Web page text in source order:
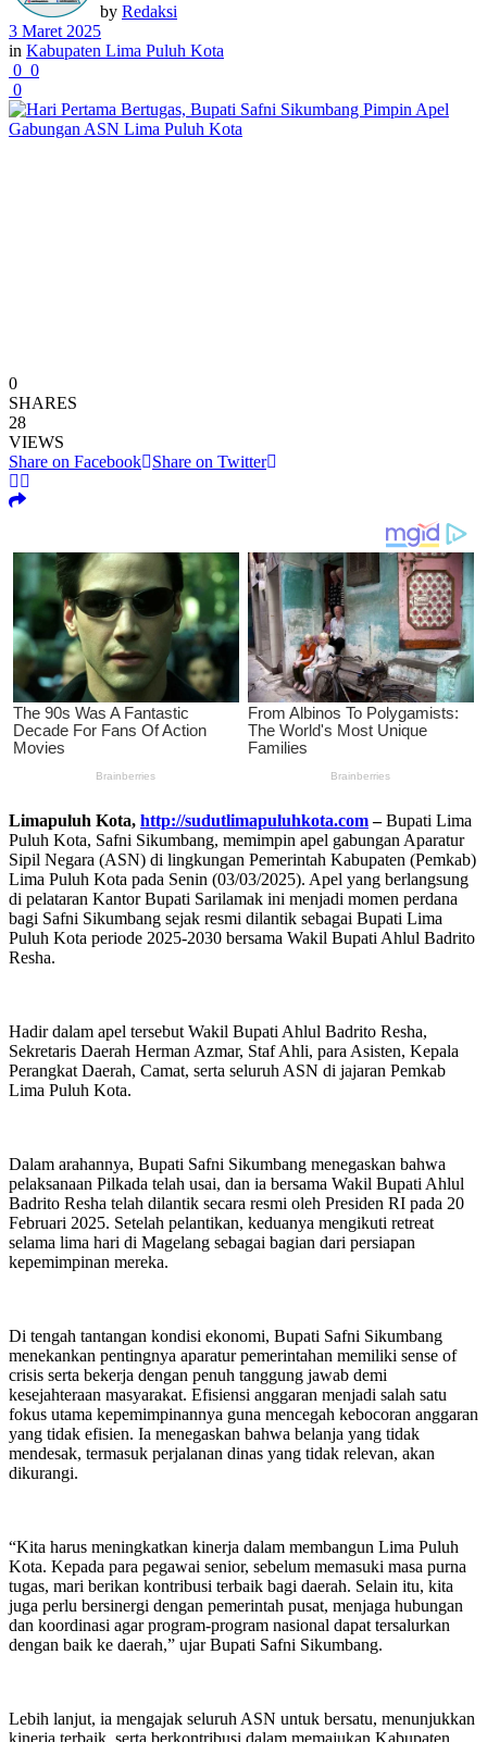
by Redaksi
3 Maret 2025
in Kabupaten Lima Puluh Kota
0 0
0
0
SHARES
28
VIEWS
Share on Facebook
Share on Twitter
Limapuluh Kota, http://sudutlimapuluhkota.com–Bupati Lima
Puluh Kota, Safni Sikumbang, memimpin apel gabungan Aparatur
Sipil Negara (ASN) di lingkungan Pemerintah Kabupaten (Pemkab)
Lima Puluh Kota pada Senin (03/03/2025). Apel yang berlangsung
di pelataran Kantor Bupati Sarilamak ini menjadi momen perdana
bagi Safni Sikumbang sejak resmi dilantik sebagai Bupati Lima
Puluh Kota periode 2025-2030 bersama Wakil Bupati Ahlul Badrito
Resha.
Hadir dalam apel tersebut Wakil Bupati Ahlul Badrito Resha,
Sekretaris Daerah Herman Azmar, Staf Ahli, para Asisten, Kepala
Perangkat Daerah, Camat, serta seluruh ASN di jajaran Pemkab
Lima Puluh Kota.
Dalam arahannya, Bupati Safni Sikumbang menegaskan bahwa
pelaksanaan Pilkada telah usai, dan ia bersama Wakil Bupati Ahlul
Badrito Resha telah dilantik secara resmi oleh Presiden RI pada 20
Februari 2025. Setelah pelantikan, keduanya mengikuti retreat
selama lima hari di Magelang sebagai bagian dari persiapan
kepemimpinan mereka.
Di tengah tantangan kondisi ekonomi, Bupati Safni Sikumbang
menekankan pentingnya aparatur pemerintahan memiliki sense of
crisis serta bekerja dengan penuh tanggung jawab demi
kesejahteraan masyarakat. Efisiensi anggaran menjadi salah satu
fokus utama kepemimpinannya guna mencegah kebocoran anggaran
yang tidak efisien. Ia menegaskan bahwa belanja yang tidak
mendesak, termasuk perjalanan dinas yang tidak relevan, akan
dikurangi.
“Kita harus meningkatkan kinerja dalam membangun Lima Puluh
Kota. Kepada para pegawai senior, sebelum memasuki masa purna
tugas, mari berikan kontribusi terbaik bagi daerah. Selain itu, kita
juga perlu bersinergi dengan pemerintah pusat, menjaga hubungan
dan koordinasi agar program-program nasional dapat tersalurkan
dengan baik ke daerah,” ujar Bupati Safni Sikumbang.
Lebih lanjut, ia mengajak seluruh ASN untuk bersatu, menunjukkan
kinerja terbaik, serta berkontribusi dalam memajukan Kabupaten